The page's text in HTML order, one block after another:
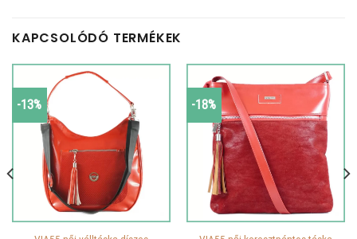
KAPCSOLÓDÓ TERMÉKEK
-13% -18%